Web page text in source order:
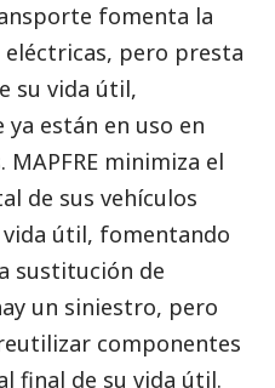
fomenta la
pero presta
su vida útil,
ya están en uso en
minimiza el
de sus vehículos
útil, fomentando
sustitución de
un siniestro, pero
componentes
final de su vida útil.